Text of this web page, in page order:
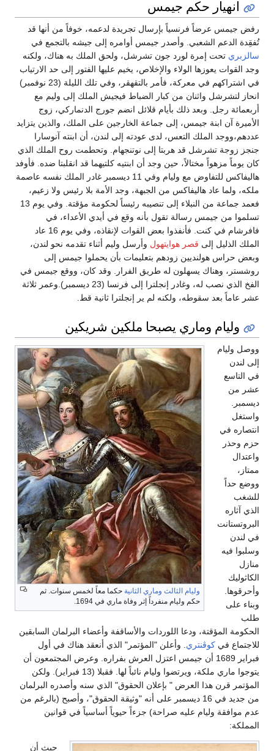
انهيار حكم جيمس
رفض جيمس عرضاً فرنسياً بإرسال تجريدة لدعمه، خوفاً من أنها قد
تُفقِدة الدعم الشعبي. وأصدر جيمس أوامره إلى جيشه بالتجمع في
سالزبري تحت إمرة لورد جون تشرشل، ولحق الملك به هناك، ولكنه
وجد القوات يعوزها الولاء والإخلاص، يخيم عليها الفتور إلى حد الارتياب
في اشتراكهم في معركة، فأمر بالتقهقر، وفي تلك الليلة (23 نوفمبر)
انحاز لتشرشل واثنان من كبار الضباط فيجيش الملك إلى وليم مع
أربعمائة رجل. وبعد ذلك بأيام قلائل انضم جورج الدنماركي، زوج
الأميرة آن ابنة جيمس، إلى جماعة الخارجين على الملك، والذين يتزايد
عددهم،ووجد الملك التعس، لدى عودته إلى لندن، أن ابنته آنوسارا
جنجز زوجة تشرشل قد هربتا إلى نوتنجهام. وتحطمت روح الملك الذي
كان يوماً مزهواً مختالاً، حين وجد أن ابنتيه كلتيهما قد انقلبتا ضده. فأوفد
هاليفاكس للتفاوض مع وليام وفي 11 ديسمبر غادر الملك نفسه عاصمة
ملكه، ولما عاد هاليفاكس من الجبهة، وجد الأمة بلا رئيس ولا زعيم،
فعمد جماعة من النبلاء إلى تنصيبه رئيساً لحكومة مؤقتة. وفي يوم 13
تسلموا من جيمس رسالة تقول بأنه وقع في أيدي الأعداء، في
فافرشام في كنت. فأنفذوا بعض القوات لإنقاذه، وفي يوم 16 عاد
الملك الذليل إلى قصر هوايتهول وأرسل وليم أثناء تقدمه نحو لندن،
وبعض حراس هولنديين زودهم بتعليمات بأن يحملوا جيمس إلى
روشستر، وهناك يسهلون له طريق الفرار. وقد كان، ووقع جيمس في
الفخ الذي نصب له، وغادر إنجلترا إلى فرنسا (23 ديسمبر).وعمر ثلاثة
عشر عاماً بعد سقوطه، ولكنه لم ير إنجلترا ثانية قط.
وليام وماري يصبحا ملكين شريكين
وليام الثالث وماري الثانية حكما معاً لخمس سنوات. ثم
حكم وليام منفرداً إثر وفاة ماري في 1694.
ووصل وليام
إلى لندن
في التاسع
عشر من
ديسمبر.
واستغل
انتصاره في
حزم وحذر
واعتدال
ممتاز،
ووضع حداً
للشغب
الذي آثاره
البروتستانت
في لندن
وسلبوا فيه
منازل
الكاثوليك
وأحرقوها.
وبناء على
طلب
الحكومة المؤقتة، ودعا اللوردات والأساقفة وأعضاء البرلمان السابقين
للاجتماع في كوڤنتري . وأعلن "المؤتمر" الذي أنعقد هناك في أول
فبراير 1689 أن جيمس اعتزل العرش بفراره. وعرض المجتمعون أن
يتوجوا ماري ملكة، ويرتضوا وليام نائباً لها. فقبلا (13 فبراير). ولكن
المؤتمر قرن هذا العرض " بإعلان الحقوق" الذي سنه وأصدره البرلمان
من جديد في 16 ديسمبر على أنه "وثيقة الحقوق"، وأصبح (بالرغم من
عدم موافقة وليام عليه صراحة) جزءاً حيوياً أساسياً في قوانين
المملكة:
حيث أن